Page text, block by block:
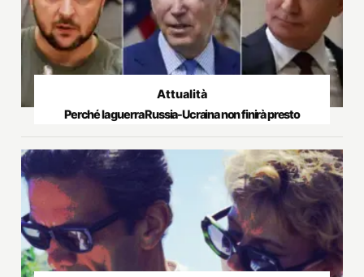
Attualità
Perché la guerra Russia-Ucraina non finirà presto